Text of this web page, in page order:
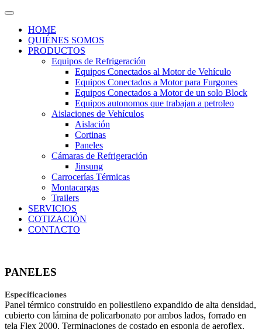
HOME
QUIÉNES SOMOS
PRODUCTOS
Equipos de Refrigeración
Equipos Conectados al Motor de Vehículo
Equipos Conectados a Motor para Furgones
Equipos Conectados a Motor de un solo Block
Equipos autonomos que trabajan a petroleo
Aislaciones de Vehículos
Aislación
Cortinas
Paneles
Cámaras de Refrigeración
Jinsung
Carrocerías Térmicas
Montacargas
Trailers
SERVICIOS
COTIZACIÓN
CONTACTO
PANELES
Especificaciones
Panel térmico construido en poliestileno expandido de alta densidad,
cubierto con lámina de policarbonato por ambos lados, forrado en
tela Flex 2000. Terminaciones de costado en esponja de aeroflex.